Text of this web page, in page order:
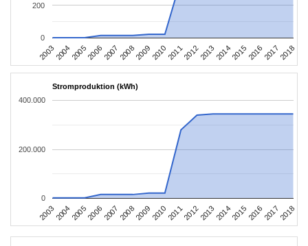
2003200420052006200720082009201020112012201320142015201620172018
0
200
Stromproduktion (kWh)
2003200420052006200720082009201020112012201320142015201620172018
0
200.000
400.000